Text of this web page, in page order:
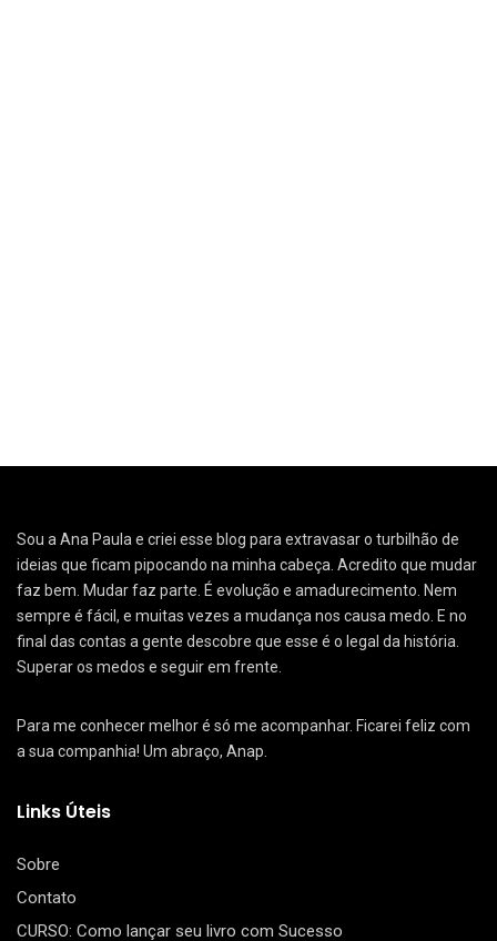
Sou a Ana Paula e criei esse blog para extravasar o turbilhão de
ideias que ficam pipocando na minha cabeça. Acredito que mudar
faz bem. Mudar faz parte. É evolução e amadurecimento. Nem
sempre é fácil, e muitas vezes a mudança nos causa medo. E no
final das contas a gente descobre que esse é o legal da história.
Superar os medos e seguir em frente.
Para me conhecer melhor é só me acompanhar. Ficarei feliz com
a sua companhia! Um abraço, Anap.
Links Úteis
Sobre
Contato
CURSO: Como lançar seu livro com Sucesso